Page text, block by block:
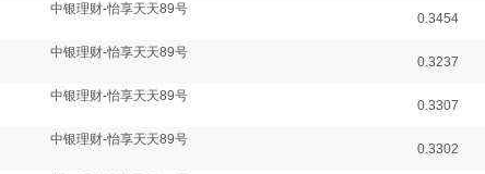
中银理财-怡享天天89号
0.3454
中银理财-怡享天天89号
0.3237
中银理财-怡享天天89号
0.3307
中银理财-怡享天天89号
0.3302